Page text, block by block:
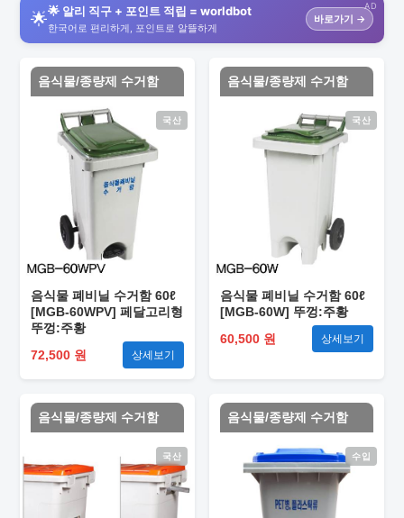
AD
🌟🌟 알리 직구 + 포인트 적립 = worldbot
한국어로 편리하게, 포인트로 알뜰하게
바로가기 →
음식물/종량제 수거함
국산
음식물 폐비닐 수거함 60ℓ
[MGB-60WPV] 페달고리형
뚜껑:주황
72,500 원
상세보기
음식물/종량제 수거함
국산
음식물 폐비닐 수거함 60ℓ
[MGB-60W] 뚜껑:주황
60,500 원
상세보기
음식물/종량제 수거함
국산
음식물/종량제 수거함
수입